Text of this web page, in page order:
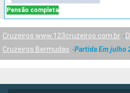
Pensão completa
Cruzeiros www.123cruzeiros.com.br
Cruzeiros Bermudas
Partida Em julho